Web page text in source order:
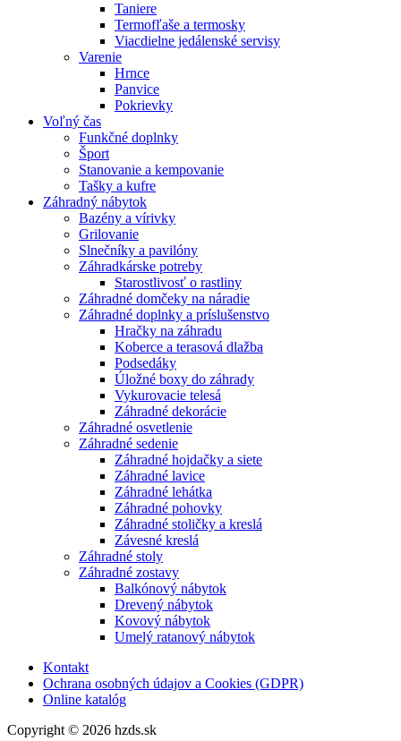
Taniere
Termofľaše a termosky
Viacdielne jedálenské servisy
Varenie
Hrnce
Panvice
Pokrievky
Voľný čas
Funkčné doplnky
Šport
Stanovanie a kempovanie
Tašky a kufre
Záhradný nábytok
Bazény a vírivky
Grilovanie
Slnečníky a pavilóny
Záhradkárske potreby
Starostlivosť o rastliny
Záhradné domčeky na náradie
Záhradné doplnky a príslušenstvo
Hračky na záhradu
Koberce a terasová dlažba
Podsedáky
Úložné boxy do záhrady
Vykurovacie telesá
Záhradné dekorácie
Záhradné osvetlenie
Záhradné sedenie
Záhradné hojdačky a siete
Záhradné lavice
Záhradné lehátka
Záhradné pohovky
Záhradné stoličky a kreslá
Závesné kreslá
Záhradné stoly
Záhradné zostavy
Balkónový nábytok
Drevený nábytok
Kovový nábytok
Umelý ratanový nábytok
Kontakt
Ochrana osobných údajov a Cookies (GDPR)
Online katalóg
Copyright © 2026 hzds.sk